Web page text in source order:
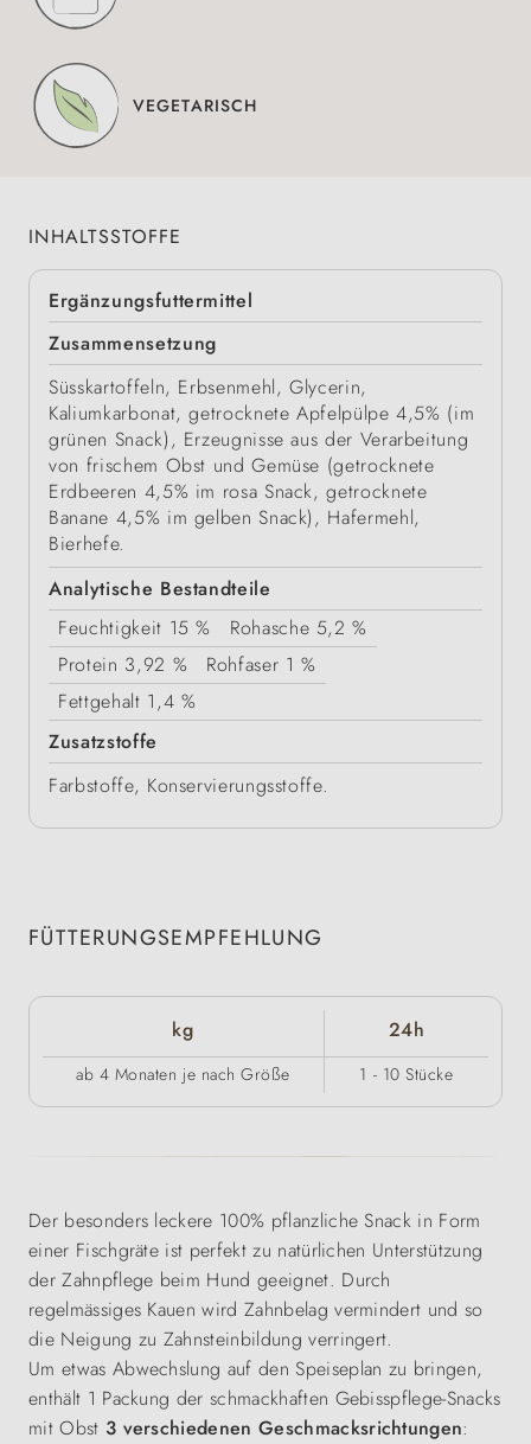
VEGETARISCH
INHALTSSTOFFE
Ergänzungsfuttermittel
Zusammensetzung
Süsskartoffeln, Erbsenmehl, Glycerin,
Kaliumkarbonat, getrocknete Apfelpülpe 4,5% (im
grünen Snack), Erzeugnisse aus der Verarbeitung
von frischem Obst und Gemüse (getrocknete
Erdbeeren 4,5% im rosa Snack, getrocknete
Banane 4,5% im gelben Snack), Hafermehl,
Bierhefe.
Analytische Bestandteile
Feuchtigkeit 15 % Rohasche 5,2 %
Protein 3,92 % Rohfaser 1 %
Fettgehalt 1,4 %
Zusatzstoffe
Farbstoffe, Konservierungsstoffe.
FÜTTERUNGSEMPFEHLUNG
kg 24h
ab 4 Monaten je nach Größe 1 - 10 Stücke
Der besonders leckere 100% pflanzliche Snack in Form
einer Fischgräte ist perfekt zu natürlichen Unterstützung
der Zahnpflege beim Hund geeignet. Durch
regelmässiges Kauen wird Zahnbelag vermindert und so
die Neigung zu Zahnsteinbildung verringert.
Um etwas Abwechslung auf den Speiseplan zu bringen,
enthält 1 Packung der schmackhaften Gebisspflege-Snacks
mit Obst 3 verschiedenen Geschmacksrichtungen: